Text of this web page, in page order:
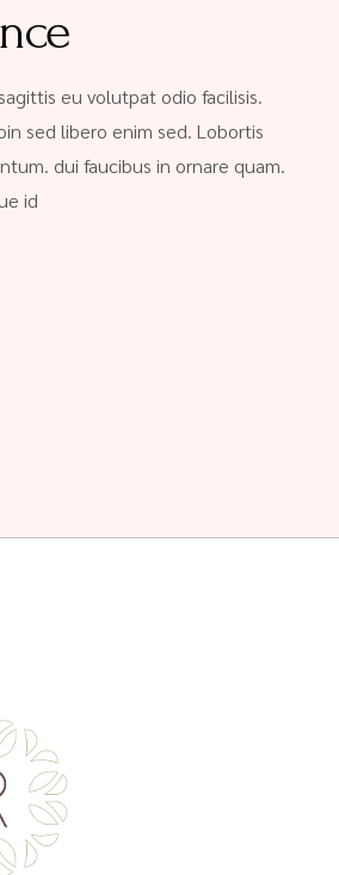
eu volutpat odio facilisis.
sed libero enim sed. Lobortis
dui faucibus in ornare quam.
id